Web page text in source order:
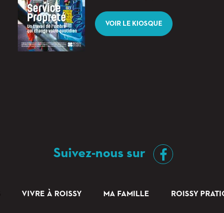
VOIR LE KIOSQUE
Suivez-nous sur
VIVRE À ROISSY MA FAMILLE ROISSY